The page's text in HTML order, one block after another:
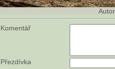
Komentář
Přezdívka